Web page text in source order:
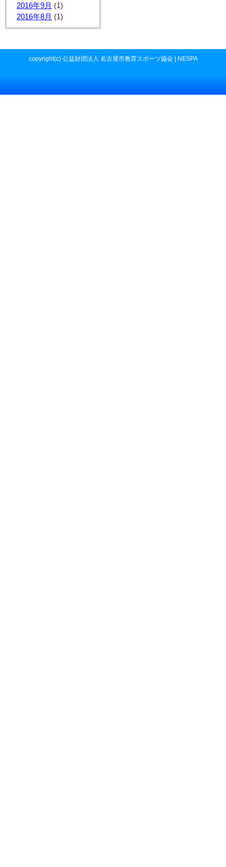
2016年9月 (1)
2016年8月 (1)
copyright(c) 公益財団法人 名古屋市教育スポーツ協会 | NESPA